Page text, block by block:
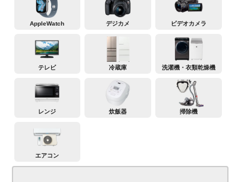
AppleWatch デジカメ ビデオカメラ
テレビ 冷蔵庫 洗濯機・衣類乾燥機
レンジ 炊飯器 掃除機
エアコン